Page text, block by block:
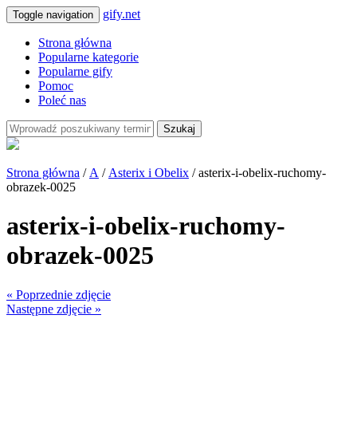
Toggle navigation gify.net
Strona główna
Popularne kategorie
Popularne gify
Pomoc
Poleć nas
Szukaj
Strona główna / A / Asterix i Obelix / asterix-i-obelix-ruchomy-
obrazek-0025
asterix-i-obelix-ruchomy-
obrazek-0025
« Poprzednie zdjęcie
Następne zdjęcie »